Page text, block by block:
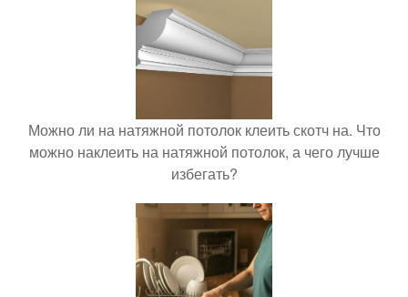
Можно ли на натяжной потолок клеить скотч на. Что
можно наклеить на натяжной потолок, а чего лучше
избегать?